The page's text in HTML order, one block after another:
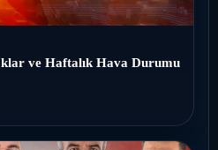
ve Haftalık Hava Durumu